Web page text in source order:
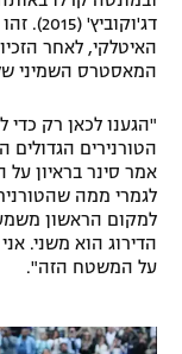
תנאי שימוש
תקנון פעילות
רשיון להקרנה
לוח דרושים –
אומנויות לחימה
גיימינג E-Sports
האיטלקי, לאחר
המאסטרס השמיני
"הגענו לכאן רק כדי
הטורנירים הגדולים
אמר סינר בראיון
לגמרי ממה
למקום הראשון
הדירוג הוא משני.
על המשטח הזה".